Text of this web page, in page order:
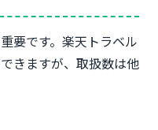
要です。楽天トラベル
きますが、取扱数は他